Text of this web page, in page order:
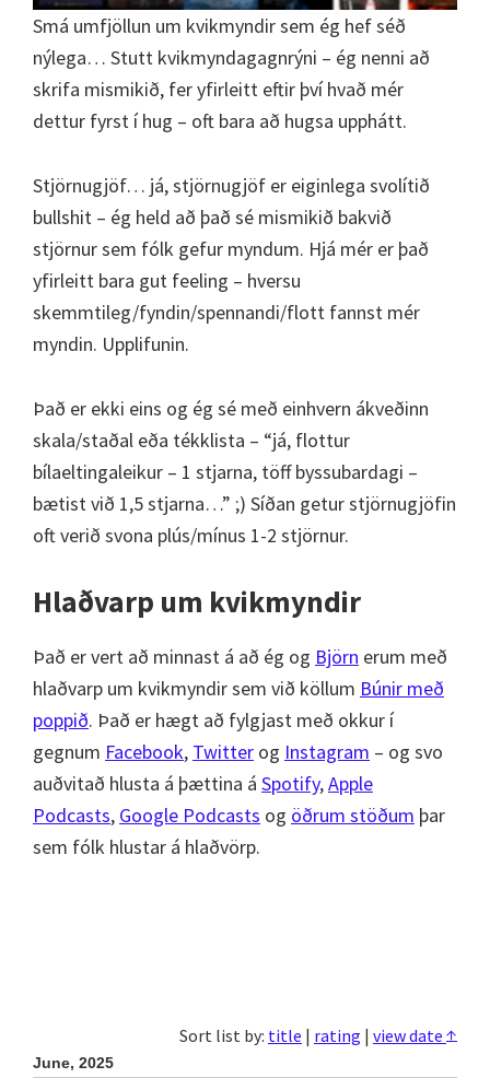
Smá umfjöllun um kvikmyndir sem ég hef séð
nýlega… Stutt kvikmyndagagnrýni – ég nenni að
skrifa mismikið, fer yfirleitt eftir því hvað mér
dettur fyrst í hug – oft bara að hugsa upphátt.
Stjörnugjöf… já, stjörnugjöf er eiginlega svolítið
bullshit – ég held að það sé mismikið bakvið
stjörnur sem fólk gefur myndum. Hjá mér er það
yfirleitt bara gut feeling – hversu
skemmtileg/fyndin/spennandi/flott fannst mér
myndin. Upplifunin.
Það er ekki eins og ég sé með einhvern ákveðinn
skala/staðal eða tékklista – “já, flottur
bílaeltingaleikur – 1 stjarna, töff byssubardagi –
bætist við 1,5 stjarna…” ;) Síðan getur stjörnugjöfin
oft verið svona plús/mínus 1-2 stjörnur.
Hlaðvarp um kvikmyndir
Það er vert að minnast á að ég og Björn erum með
hlaðvarp um kvikmyndir sem við köllum Búnir með
poppið. Það er hægt að fylgjast með okkur í
gegnum Facebook, Twitter og Instagram – og svo
auðvitað hlusta á þættina á Spotify,Apple
Podcasts, Google Podcasts og öðrum stöðum þar
sem fólk hlustar á hlaðvörp.
Sort list by: title | rating | view date ↑
June, 2025